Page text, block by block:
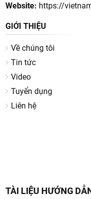
Website: https://
GIỚI THIỆU
Về chúng tôi
Tin tức
Video
Tuyển dụng
Liên hệ
TÀI LIỆU HƯỚNG